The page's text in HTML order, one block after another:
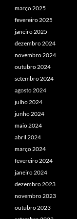
março 2025
fevereiro 2025
janeiro 2025
dezembro 2024
novembro 2024
outubro 2024
setembro 2024
agosto 2024
julho 2024
junho 2024
maio 2024
abril 2024
março 2024
fevereiro 2024
janeiro 2024
dezembro 2023
novembro 2023
outubro 2023